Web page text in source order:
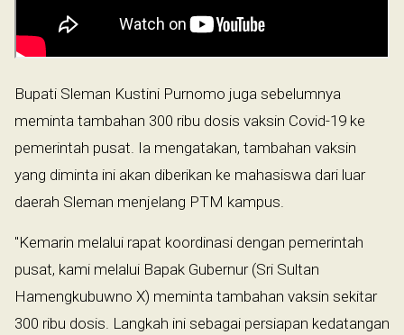
Bupati Sleman Kustini Purnomo juga sebelumnya
meminta tambahan 300 ribu dosis vaksin Covid-19 ke
pemerintah pusat. Ia mengatakan, tambahan vaksin
yang diminta ini akan diberikan ke mahasiswa dari luar
daerah Sleman menjelang PTM kampus.
"Kemarin melalui rapat koordinasi dengan pemerintah
pusat, kami melalui Bapak Gubernur (Sri Sultan
Hamengkubuwno X) meminta tambahan vaksin sekitar
300 ribu dosis. Langkah ini sebagai persiapan kedatangan